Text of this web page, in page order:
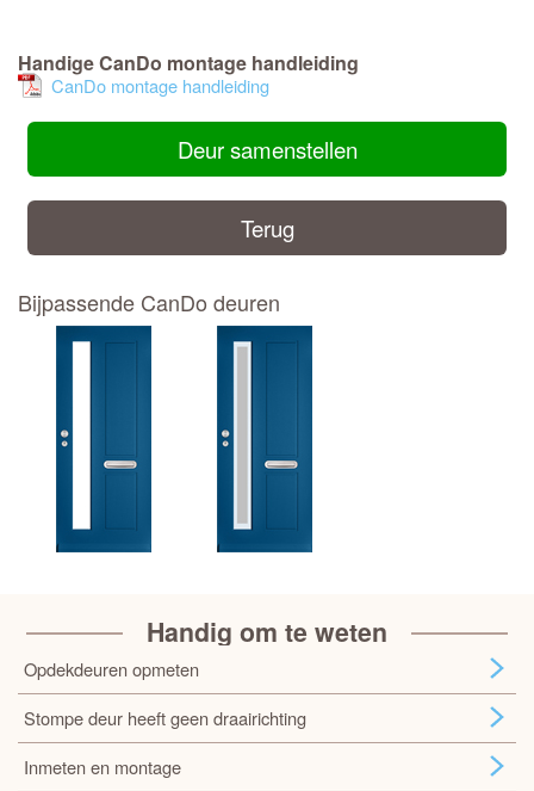
Handige CanDo montage handleiding
CanDo montage handleiding
Deur samenstellen
Terug
Bijpassende CanDo deuren
Handig om te weten
Opdekdeuren opmeten
Stompe deur heeft geen draairichting
Inmeten en montage